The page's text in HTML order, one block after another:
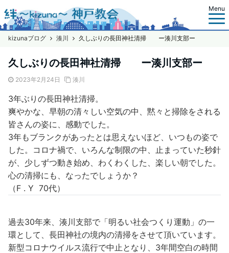
Menu
kizunaブログ 湊川 久しぶりの長田神社清掃 ー湊川支部ー
久しぶりの長田神社清掃 ー湊川支部ー
2023年2月24日 湊川
3年ぶりの長田神社清掃。
爽やかな、早朝の清々しい空気の中、黙々と掃除をされる
皆さんの姿に、感動でした。
3年もブランクがあったとは思えないほど、いつもの姿で
した。コロナ禍で、いろんな制限の中、止まっていた秒針
が、少しずつ動き始め、わくわくした、楽しい朝でした。
心の清掃にも、なったでしょうか？
（F . Y 70代）
過去30年来、湊川支部で「明るい社会つくり運動」の一
環として、長田神社の境内の清掃をさせて頂いています。
新型コロナウイルス流行で中止となり、3年間空白の時間